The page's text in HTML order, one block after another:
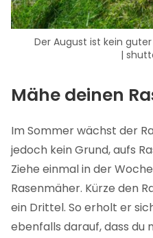
Der August ist kein
|
Mähe deinen
Im Sommer wächst der
jedoch kein Grund, aufs
Ziehe einmal in der
Rasenmäher. Kürze den
ein Drittel. So erholt er
ebenfalls darauf, dass du